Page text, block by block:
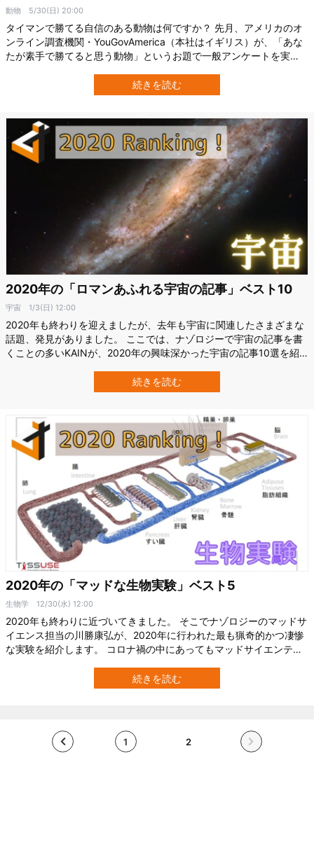
動物 5/30(日) 20:00
タイマンで勝てる自信のある動物は何ですか？ 先月、アメリカのオ
ンライン調査機関・YouGovAmerica（本社はイギリス）が、「あな
たが素手で勝てると思う動物」というお題で一般アンケートを実
を対象に、ヒトを含む34種の動物の中で「どれが一番強いと思う
か」「どこまでなら素手で勝てるか」を尋ねています。 さて、アメ
続きを読む
2020年の「ロマンあふれる宇宙の記事」ベスト10
宇宙 1/3(日) 12:00
2020年も終わりを迎えましたが、去年も宇宙に関連したさまざまな
話題、発見がありました。 ここでは、ナゾロジーで宇宙の記事を書
くことの多いKAINが、2020年の興味深かった宇宙の記事10選を紹
を焼いてみる実験 Credit:Nasa/PA国際宇宙ステーション（ISS）で
は、一般の人々の素朴な疑問に答えるような、一風変わった実験を
続きを読む
2020年の「マッドな生物実験」ベスト5
生物学 12/30(水) 12:00
2020年も終わりに近づいてきました。 そこでナゾロジーのマッドサ
イエンス担当の川勝康弘が、2020年に行われた最も猟奇的かつ凄惨
な実験を紹介します。 コロナ禍の中にあってもマッドサイエンティ
い結果が得られました。 ・脳を含む人間の臓器をカートリッジ化し
た「疑似人体」の錬成 ・万能細胞の万能性を極限まで酷使してつく
続きを読む
1 2